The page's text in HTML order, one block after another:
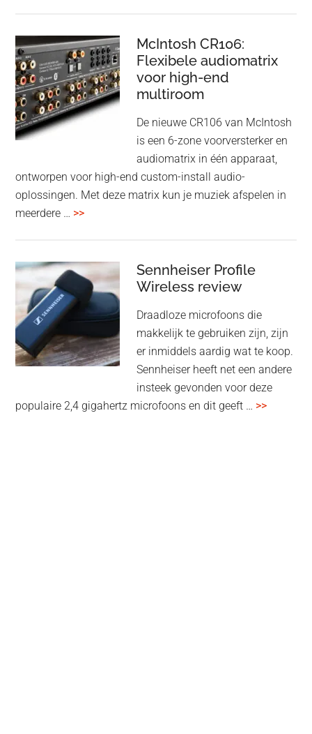
Adaptive
noise
cancelling
–
4
McIntosh CR106:
Flexibele audiomatrix
voor high-end
multiroom
De nieuwe CR106 van McIntosh
is een 6-zone voorversterker en
audiomatrix in één apparaat,
ontworpen voor high-end custom-install audio-
oplossingen. Met deze matrix kun je muziek afspelen in
meerdere … >>overMcIntosh
audiomatrix
voor
high-
end
multiroom
Sennheiser Profile
Wireless review
Draadloze microfoons die
makkelijk te gebruiken zijn, zijn
er inmiddels aardig wat te koop.
Sennheiser heeft net een andere
insteek gevonden voor deze
populaire 2,4 gigahertz microfoons en dit geeft … >>